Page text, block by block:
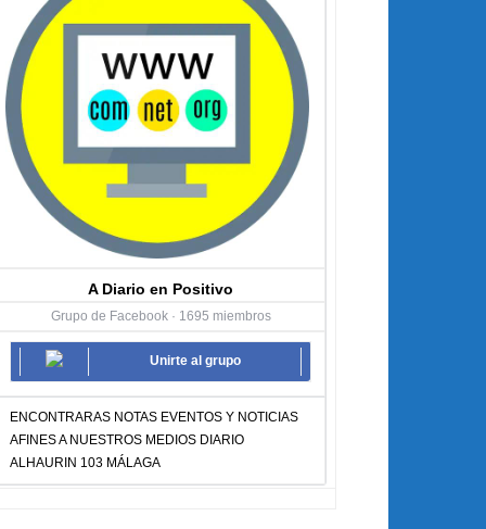
A Diario en Positivo
Grupo de Facebook · 1695 miembros
Unirte al grupo
ENCONTRARAS NOTAS EVENTOS Y NOTICIAS
AFINES A NUESTROS MEDIOS DIARIO
ALHAURIN 103 MÁLAGA